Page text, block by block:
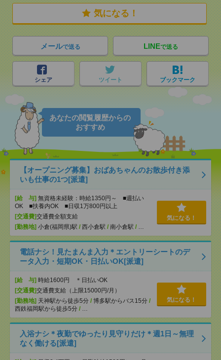
気になる！
メールで送る LINEで送る
シェア ツイート ブックマーク
あなたの閲覧履歴からの
おすすめ
【オープニング募集】おばあちゃんのお散歩付き添
いも仕事の1つ[派遣]
[給 与] 無資格未経験：時給1350円～ ■週払い
OK ■扶養内OK ■日収1万800円以上
[交通費]交通費全額支給
[勤務地] 小倉(福岡県)駅 / 西小倉駅 / 南小倉駅 / …
気になる！
電話ナシ！見たまんま入力＊エントリーシートのデ
ータ入力・短期OK・日払いOK[派遣]
[給 与] 時給1600円 ＊日払いOK
[交通費]交通費支給（上限15000円/月）
[勤務地] 天神駅から徒歩5分 / 博多駅からバス15分 /
西鉄福岡駅から徒歩5分 / …
気になる！
入浴ナシ＊夜勤でゆったり見守りだけ＊週1日～無理
なく働ける[派遣]